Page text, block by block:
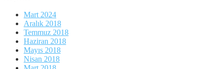
Mart 2024
Aralık 2018
Temmuz 2018
Haziran 2018
Mayıs 2018
Nisan 2018